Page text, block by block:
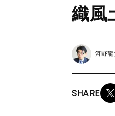
織風
河野龍
SHARE